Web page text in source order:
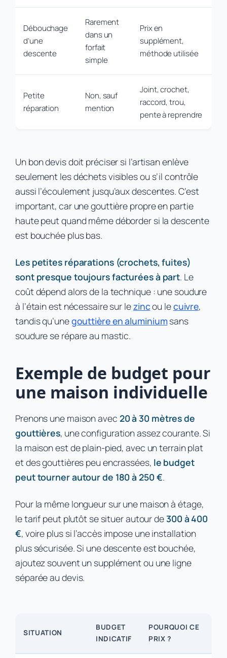
Débouchage
d’une
descente
Rarement
dans un
forfait
simple
Prix en
supplément,
méthode utilisée
Petite
réparation
Non, sauf
mention
Joint, crochet,
raccord, trou,
pente à reprendre
Un bon devis doit préciser si l’artisan enlève
seulement les déchets visibles ou s’il contrôle
aussi l’écoulement jusqu’aux descentes. C’est
important, car une gouttière propre en partie
haute peut quand même déborder si la descente
est bouchée plus bas.
Les petites réparations (crochets, fuites)
sont presque toujours facturées à part. Le
coût dépend alors de la technique : une soudure
à l’étain est nécessaire sur lezincou lecuivre,
tandis qu’unegouttière en aluminiumsans
soudure se répare au mastic.
Exemple de budget pour
une maison individuelle
Prenons une maison avec 20 à 30 mètres de
gouttières, une configuration assez courante. Si
la maison est de plain-pied, avec un terrain plat
et des gouttières peu encrassées, le budget
peut tourner autour de 180 à 250 €.
Pour la même longueur sur une maison à étage,
le tarif peut plutôt se situer autour de300 à 400
€, voire plus si l’accès impose une installation
plus sécurisée. Si une descente est bouchée,
ajoutez souvent un supplément ou une ligne
séparée au devis.
SITUATION
BUDGET
INDICATIF
POURQUOI CE
PRIX ?